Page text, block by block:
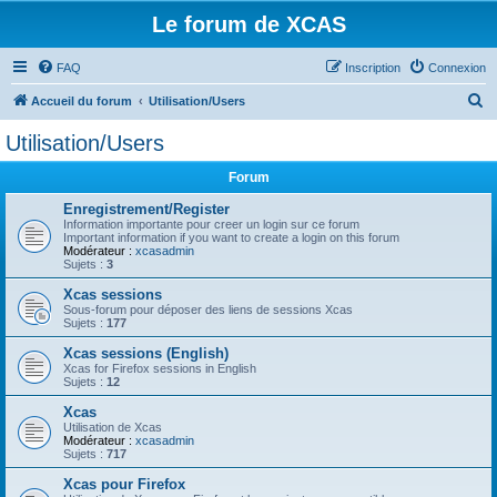
Le forum de XCAS
FAQ Connexion
Inscription
Accueil du forum Utilisation/Users
r
Utilisation/Users
Forum
Enregistrement/Register
Information importante pour creer un login sur ce forum
Important information if you want to create a login on this forum
Modérateur : xcasadmin
Sujets : 3
Xcas sessions
Sous-forum pour déposer des liens de sessions Xcas
Sujets : 177
Xcas sessions (English)
Xcas for Firefox sessions in English
Sujets : 12
Xcas
Utilisation de Xcas
Modérateur : xcasadmin
Sujets : 717
Xcas pour Firefox